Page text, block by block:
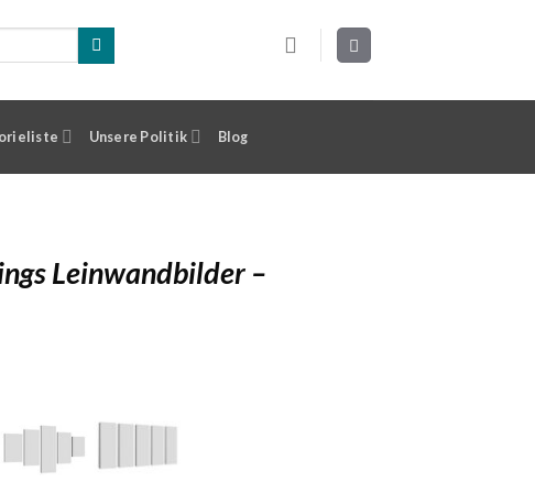
Unsere Politik Blog
Leinwandbilder –